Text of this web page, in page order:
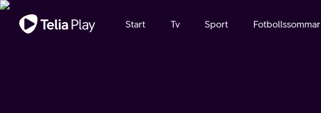
Viktigt meddelande
Start Tv Sport Fotbollssommar